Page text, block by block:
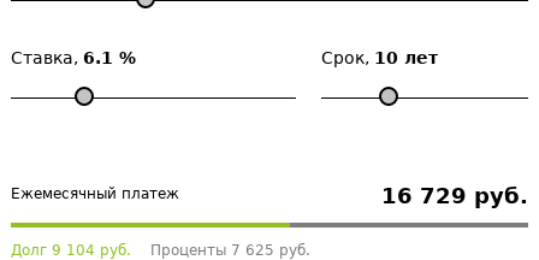
Ставка, 6.1 % Срок, 10 лет
Ежемесячный платеж 16 729 руб.
Долг 9 104 руб. Проценты 7 625 руб.